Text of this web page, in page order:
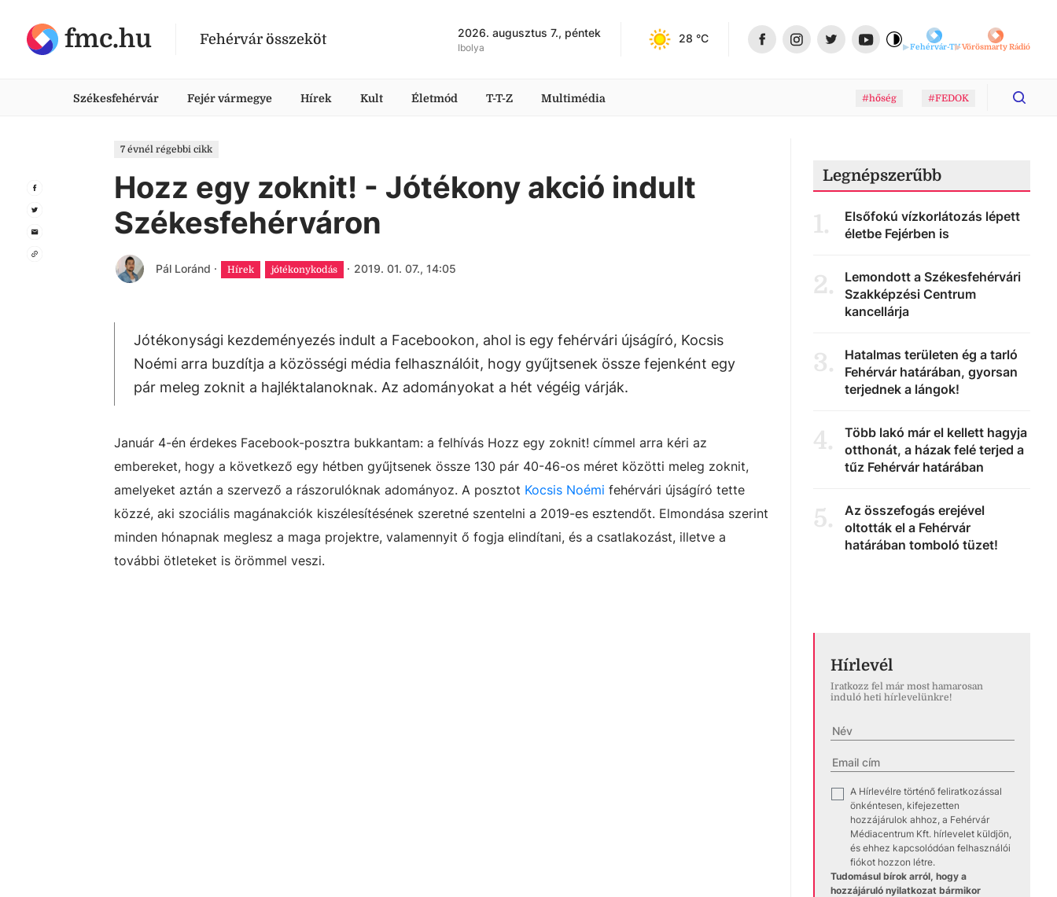
fmc.hu Fehérvár összeköt 2026. augusztus 7., péntek
Ibolya
28 °C
Fehérvár-TVVörösmarty Rádió
Székesfehérvár Fejér vármegye Hírek Kult Életmód T-T-Z Multimédia #hőség #FEDOK
7 évnél régebbi cikk
Hozz egy zoknit! - Jótékony akció indult
Székesfehérváron
Pál Loránd · Hírek jótékonykodás · 2019. 01. 07., 14:05
Jótékonysági kezdeményezés indult a Facebookon, ahol is egy fehérvári újságíró, Kocsis
Noémi arra buzdítja a közösségi média felhasználóit, hogy gyűjtsenek össze fejenként egy
pár meleg zoknit a hajléktalanoknak. Az adományokat a hét végéig várják.
Január 4-én érdekes Facebook-posztra bukkantam: a felhívás Hozz egy zoknit! címmel arra kéri az
embereket, hogy a következő egy hétben gyűjtsenek össze 130 pár 40-46-os méret közötti meleg zoknit,
amelyeket aztán a szervező a rászorulóknak adományoz. A posztot Kocsis Noémi fehérvári újságíró tette
közzé, aki szociális magánakciók kiszélesítésének szeretné szentelni a 2019-es esztendőt. Elmondása szerint
minden hónapnak meglesz a maga projektre, valamennyit ő fogja elindítani, és a csatlakozást, illetve a
további ötleteket is örömmel veszi.
Legnépszerűbb
1.
Elsőfokú vízkorlátozás lépett
életbe Fejérben is
2.
Lemondott a Székesfehérvári
Szakképzési Centrum
kancellárja
3.
Hatalmas területen ég a tarló
Fehérvár határában, gyorsan
terjednek a lángok!
4.
Több lakó már el kellett hagyja
otthonát, a házak felé terjed a
tűz Fehérvár határában
5.
Az összefogás erejével
oltották el a Fehérvár
határában tomboló tüzet!
Hírlevél
Iratkozz fel már most hamarosan
induló heti hírlevelünkre!
✓
A Hírlevélre történő feliratkozással
önkéntesen, kifejezetten
hozzájárulok ahhoz, a Fehérvár
Médiacentrum Kft. hírlevelet küldjön,
és ehhez kapcsolódóan felhasználói
fiókot hozzon létre.
Tudomásul bírok arról, hogy a
hozzájáruló nyilatkozat bármikor